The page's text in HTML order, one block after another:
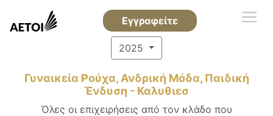
Εγγραφείτε
2025
Γυναικεία Ρούχα, Ανδρική Μόδα, Παιδική
Ένδυση - Καλυθιεσ
Όλες οι επιχειρήσεις από τον κλάδο που